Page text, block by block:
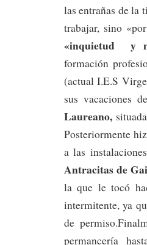
las entrañas de la
trabajar, sino
«inquietud y
formación
(actual I.E.S
sus vacaciones
Laureano,
Posteriormente
a las
Antracitas de
la que le tocó
intermitente, ya
de
permancería